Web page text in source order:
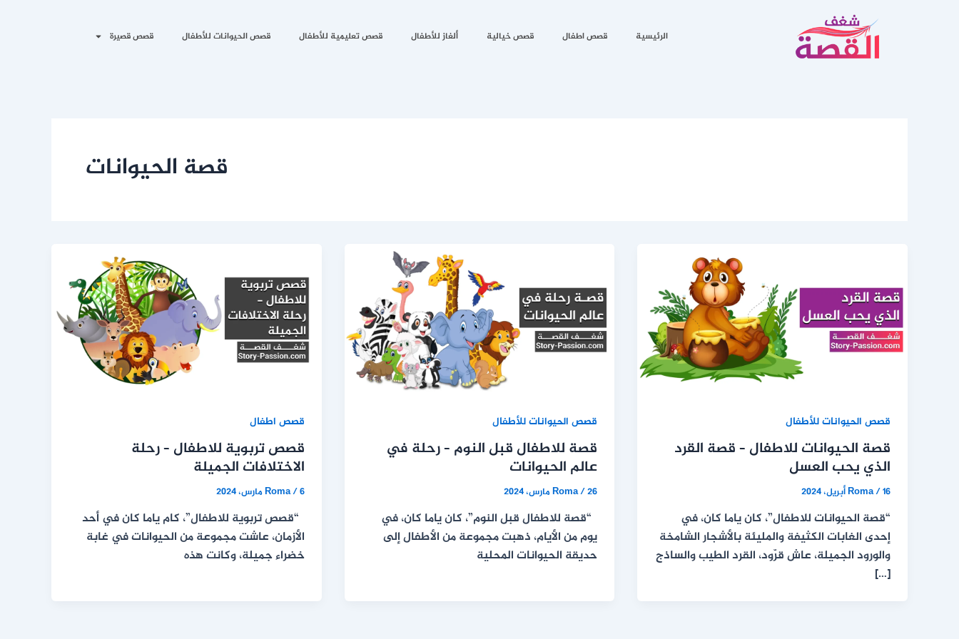
الرئيسية قصص اطفال قصص خيالية ألغاز للأطفال قصص تعليمية للأطفال قصص الحيوانات للأطفال قصص قصيرة
قصة الحيوانات
قصص الحيوانات للأطفال
قصة الحيوانات للاطفال – قصة القرد
الذي يحب العسل
Roma/16 أبريل، 2024
“قصة الحيوانات للاطفال”، كان ياما كان، في
إحدى الغابات الكثيفة والمليئة بالأشجار الشامخة
والورود الجميلة، عاش قرّود، القرد الطيب والساذج
[…]
قصص الحيوانات للأطفال
قصة للاطفال قبل النوم – رحلة في
عالم الحيوانات
Roma/26 مارس، 2024
“قصة للاطفال قبل النوم”، كان ياما كان، في
يوم من الأيام، ذهبت مجموعة من الأطفال إلى
حديقة الحيوانات المحلية
قصص اطفال
قصص تربوية للاطفال – رحلة
الاختلافات الجميلة
Roma/6 مارس، 2024
“قصص تربوية للاطفال”، كام ياما كان في أحد
الأزمان، عاشت مجموعة من الحيوانات في غابة
خضراء جميلة، وكانت هذه